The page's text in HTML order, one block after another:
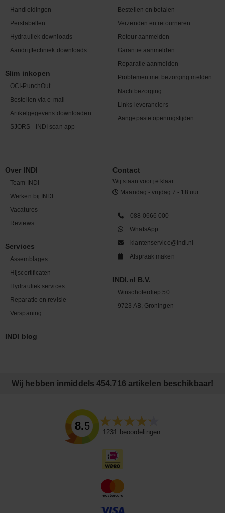
Handleidingen
Perstabellen
Hydrauliek downloads
Aandrijftechniek downloads
Slim inkopen
OCI-PunchOut
Bestellen via e-mail
Artikelgegevens downloaden
SJORS - INDI scan app
Bestellen en betalen
Verzenden en retourneren
Retour aanmelden
Garantie aanmelden
Reparatie aanmelden
Problemen met bezorging melden
Nachtbezorging
Links leveranciers
Aangepaste openingstijden
Over INDI
Team INDI
Werken bij INDI
Vacatures
Reviews
Services
Assemblages
Hijscertificaten
Hydrauliek services
Reparatie en revisie
Verspaning
INDI blog
Contact
Wij staan voor je klaar.
Maandag - vrijdag 7 - 18 uur
088 0666 000
WhatsApp
klantenservice@indi.nl
Afspraak maken
INDI.nl B.V.
Winschoterdiep 50
9723 AB, Groningen
Wij hebben inmiddels 454.716 artikelen beschikbaar!
8.5
1231 beoordelingen